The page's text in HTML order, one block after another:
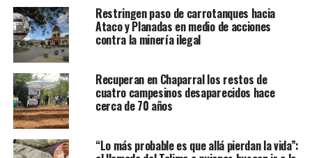
Restringen paso de carrotanques hacia
Ataco y Planadas en medio de acciones
contra la minería ilegal
Recuperan en Chaparral los restos de
cuatro campesinos desaparecidos hace
cerca de 70 años
“Lo más probable es que allá pierdan la vida”: